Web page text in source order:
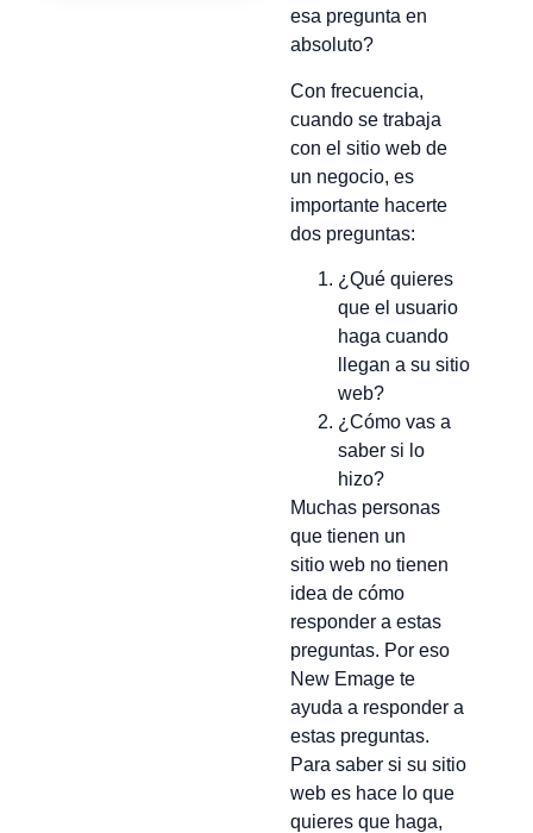
esa pregunta en
absoluto?
Con frecuencia,
cuando se trabaja
con el sitio web de
un negocio, es
importante hacerte
dos preguntas:
¿Qué quieres
que el usuario
haga cuando
llegan a su sitio
web?
¿Cómo vas a
saber si lo
hizo?
Muchas personas
que tienen un
sitio web no tienen
idea de cómo
responder a estas
preguntas. Por eso
New Emage te
ayuda a responder a
estas preguntas.
Para saber si su sitio
web es hace lo que
quieres que haga,